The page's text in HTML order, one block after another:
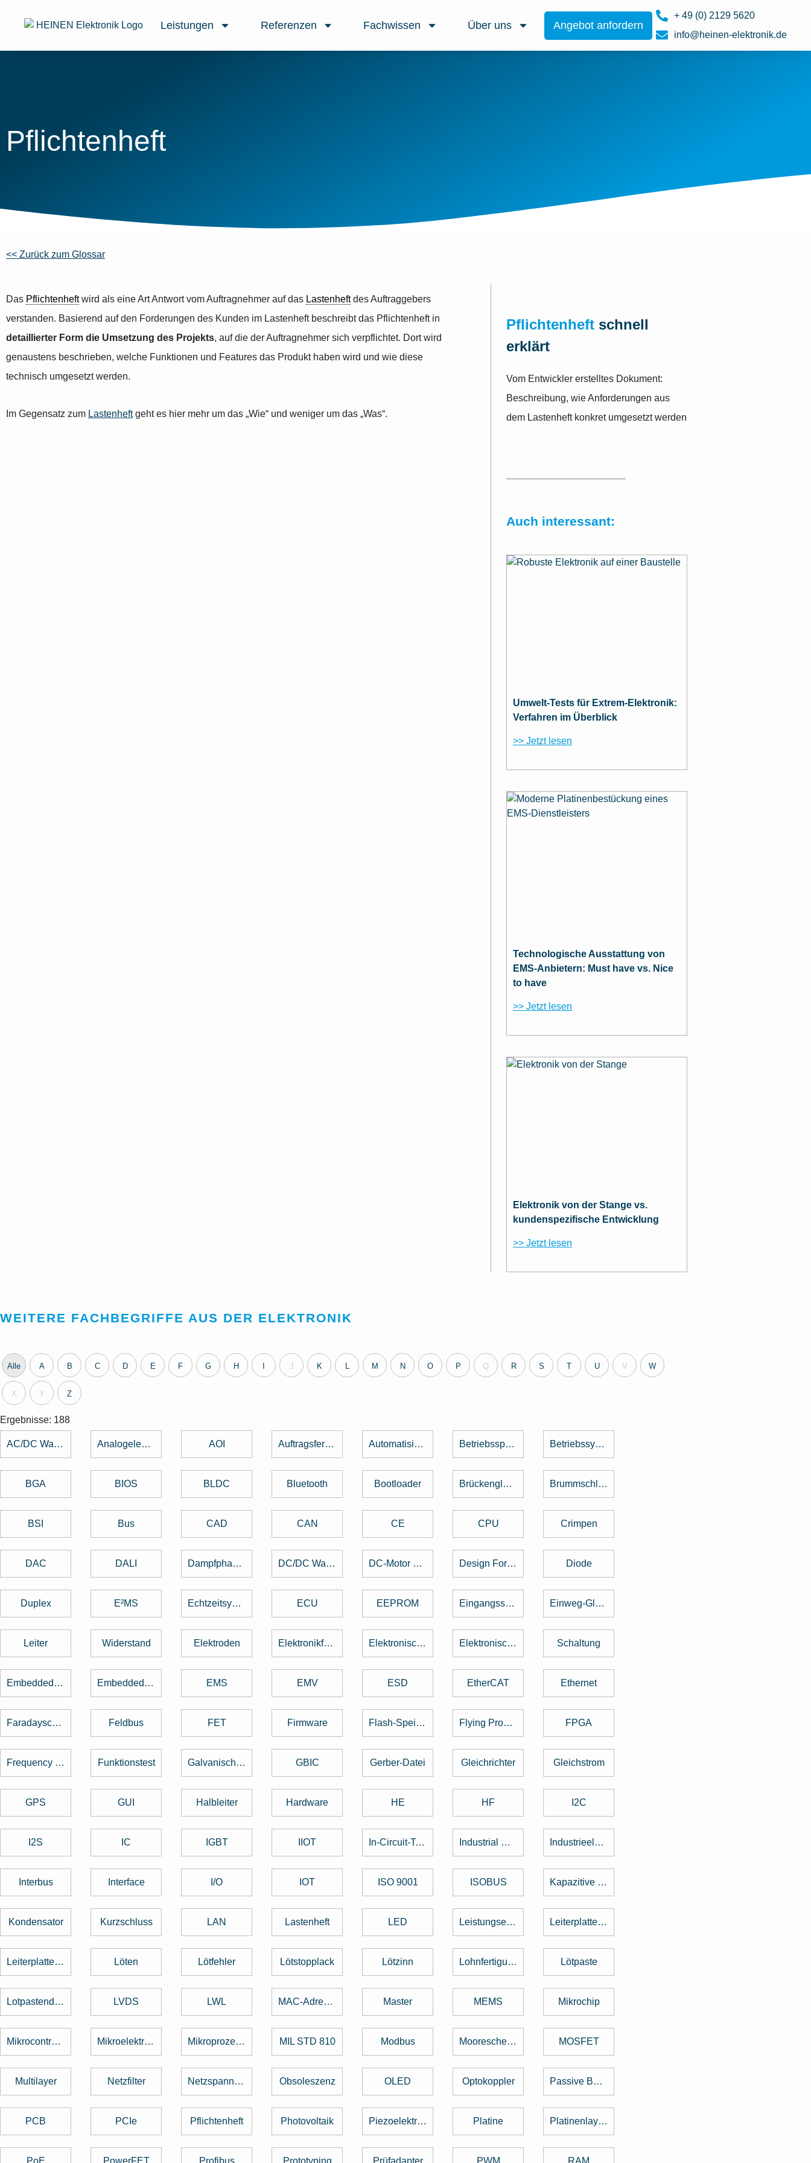
Leistungen Referenzen Fachwissen Über uns Angebot anfordern
+ 49 (0) 2129 5620
info@heinen-elektronik.de
Pflichtenheft
<< Zurück zum Glossar
Das Pflichtenheftwird als eine Art Antwort vom Auftragnehmer auf das Lastenheftdes Auftraggebers
verstanden. Basierend auf den Forderungen des Kunden im Lastenheft beschreibt das Pflichtenheft in
detaillierter Form die Umsetzung des Projekts, auf die der Auftragnehmer sich verpflichtet. Dort wird
genaustens beschrieben, welche Funktionen und Features das Produkt haben wird und wie diese
technisch umgesetzt werden.
Im Gegensatz zum Lastenheftgeht es hier mehr um das „Wie“ und weniger um das „Was“.
Pflichtenheft schnell
erklärt
Vom Entwickler erstelltes Dokument:
Beschreibung, wie Anforderungen aus
dem Lastenheft konkret umgesetzt werden
Auch interessant:
Umwelt-Tests für Extrem-Elektronik:
Verfahren im Überblick
>> Jetzt lesen
Technologische Ausstattung von
EMS-Anbietern: Must have vs. Nice
to have
>> Jetzt lesen
Elektronik von der Stange vs.
kundenspezifische Entwicklung
>> Jetzt lesen
WEITERE FACHBEGRIFFE AUS DER ELEKTRONIK
Alle A B C D E F G H J K L M N O P Q R S T U V W
X Y Z
Ergebnisse: 188
AC/DC Wandler Analogelektronik AOI Auftragsfertigung Automatisierung Betriebsspannung Betriebssystem
BGA BIOS BLDC Bluetooth Bootloader Brückengleichrichter Brummschleifen
BSI Bus CAD CAN CE CPU Crimpen
DAC DALI Dampfphasenlöten DC/DC Wandler DC-Motor brushed Design For Manufacturing Diode
Duplex E²MS Echtzeitsystem ECU EEPROM Eingangsspannung Einweg-Gleichrichter
Leiter Widerstand Elektroden Elektronikfertigung Elektronische Baugruppe Elektronische Bauteile Schaltung
Embedded Software Embedded System EMS EMV ESD EtherCAT Ethernet
Faradayscher Käfig Feldbus FET Firmware Flash-Speicher Flying Probe Test FPGA
Frequency Hopping Funktionstest Galvanische Trennung GBIC Gerber-Datei Gleichrichter Gleichstrom
GPS GUI Halbleiter Hardware HE HF I2C
I2S IC IGBT IIOT In-Circuit-Test Industrial Design Industrieelektronik
Interbus Interface I/O IOT ISO 9001 ISOBUS Kapazitive Tasten
Kondensator Kurzschluss LAN Lastenheft LED Leistungselektronik Leiterplattenbestückung
Leiterplattenentflechtung Löten Lötfehler Lötstopplack Lötzinn Lohnfertigung Lötpaste
Lotpastendruck LVDS LWL MAC-Adresse Master MEMS Mikrochip
Mikrocontroller Mikroelektronik Mikroprozessor MIL STD 810 Modbus Mooresche Gesetz MOSFET
Multilayer Netzfilter Netzspannung Obsoleszenz OLED Optokoppler Passive Bauelemente
PCB PCIe Pflichtenheft Photovoltaik Piezoelektrischer Sensor Platine Platinenlayout